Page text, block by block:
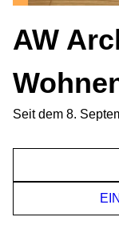
AW
Seit dem 8.